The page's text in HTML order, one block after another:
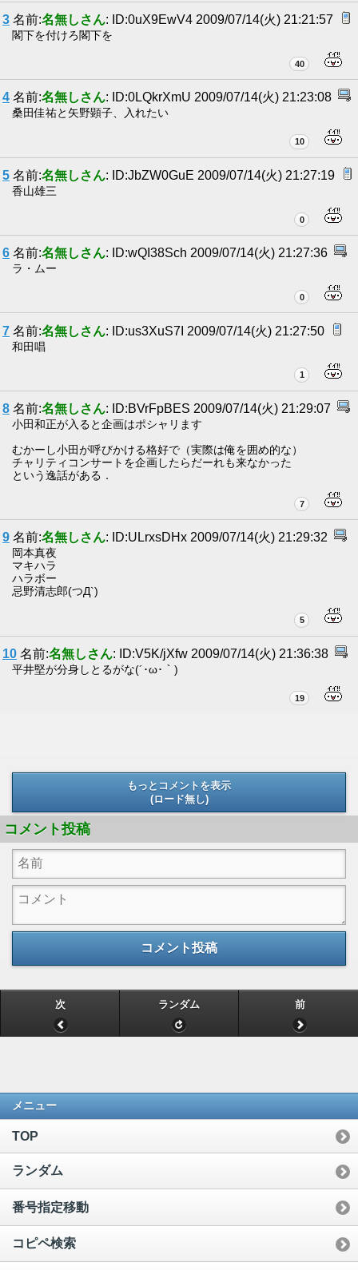
3 名前:名無しさん: ID:0uX9EwV4 2009/07/14(火) 21:21:57
閣下を付けろ閣下を
40
4 名前:名無しさん: ID:0LQkrXmU 2009/07/14(火) 21:23:08
桑田佳祐と矢野顕子、入れたい
10
5 名前:名無しさん: ID:JbZW0GuE 2009/07/14(火) 21:27:19
香山雄三
0
6 名前:名無しさん: ID:wQI38Sch 2009/07/14(火) 21:27:36
ラ・ムー
0
7 名前:名無しさん: ID:us3XuS7I 2009/07/14(火) 21:27:50
和田唱
1
8 名前:名無しさん: ID:BVrFpBES 2009/07/14(火) 21:29:07
小田和正が入ると企画はポシャリます
むかーし小田が呼びかける格好で（実際は俺を囲め的な）
チャリティコンサートを企画したらだーれも来なかった
という逸話がある．
7
9 名前:名無しさん: ID:ULrxsDHx 2009/07/14(火) 21:29:32
岡本真夜
マキハラ
ハラボー
忌野清志郎(つД`)
5
10 名前:名無しさん: ID:V5K/jXfw 2009/07/14(火) 21:36:38
平井堅が分身しとるがな(´･ω･｀)
19
もっとコメントを表示
(ロード無し)
コメント投稿
コメント投稿
次 ランダム 前
メニュー
TOP
ランダム
番号指定移動
コピペ検索